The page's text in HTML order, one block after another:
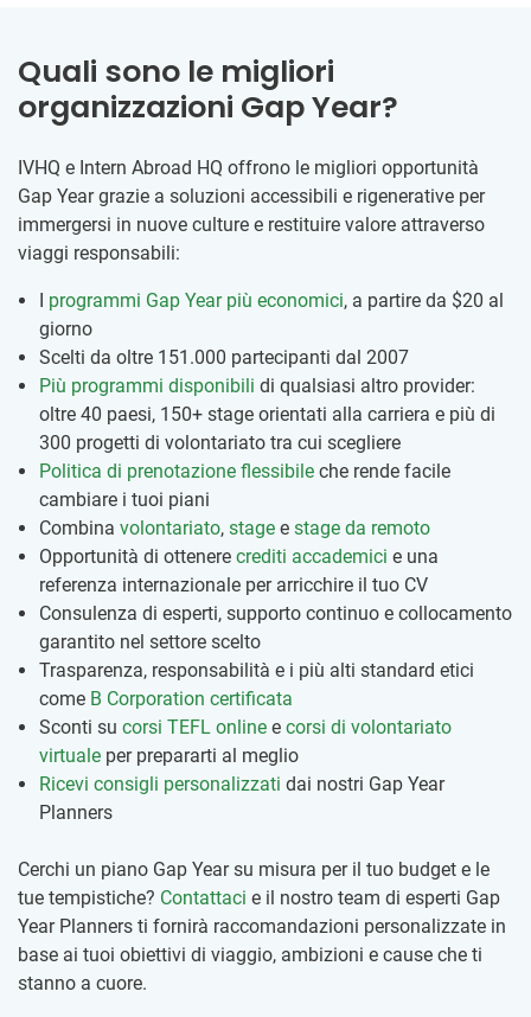
Quali sono le migliori
organizzazioni Gap Year?
IVHQ e Intern Abroad HQ offrono le migliori opportunità
Gap Year grazie a soluzioni accessibili e rigenerative per
immergersi in nuove culture e restituire valore attraverso
viaggi responsabili:
programmi Gap Year più economici, a partire da $20 al
giorno
Scelti da oltre 151.000 partecipanti dal 2007
Più programmi disponibili di qualsiasi altro provider:
oltre 40 paesi, 150+ stage orientati alla carriera e più di
300 progetti di volontariato tra cui scegliere
Politica di prenotazione flessibile che rende facile
cambiare i tuoi piani
Combina volontariato, stage e stage da remoto
Opportunità di ottenere crediti accademici e una
referenza internazionale per arricchire il tuo CV
Consulenza di esperti, supporto continuo e collocamento
garantito nel settore scelto
Trasparenza, responsabilità e i più alti standard etici
come B Corporation certificata
Sconti su corsi TEFL online e corsi di volontariato
virtuale per prepararti al meglio
Ricevi consigli personalizzati dai nostri Gap Year
Planners
Cerchi un piano Gap Year su misura per il tuo budget e le
tue tempistiche? Contattaci e il nostro team di esperti Gap
Year Planners ti fornirà raccomandazioni personalizzate in
base ai tuoi obiettivi di viaggio, ambizioni e cause che ti
stanno a cuore.